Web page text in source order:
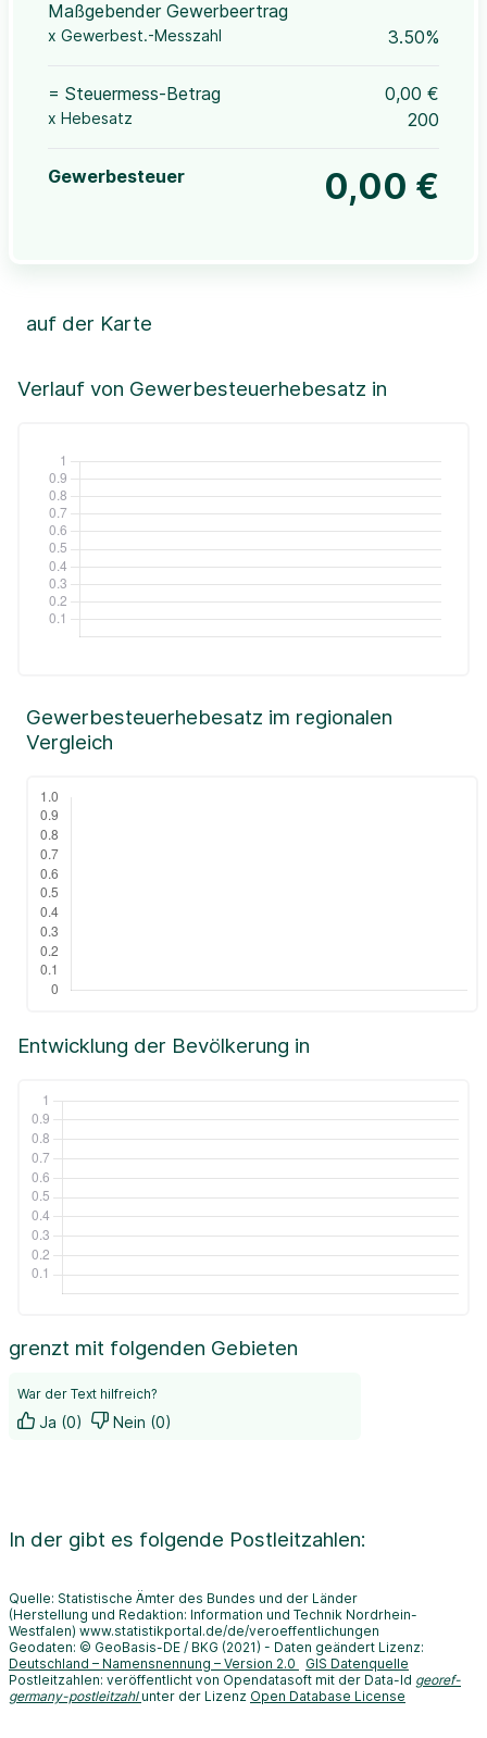
Maßgebender Gewerbeertrag
x Gewerbest.-Messzahl 3.50%
= Steuermess-Betrag 0,00 €
x Hebesatz 200
Gewerbesteuer 0,00 €
Verlauf von Gewerbesteuerhebesatz in
auf der Karte
+
Leaflet|©OpenStreetMap, ©CartoDB,
Entwicklung der Bevölkerung in
Gewerbesteuerhebesatz im regionalen
Vergleich
grenzt mit folgenden Gebieten
War der Text hilfreich?
Ja (0) Nein (0)
In der gibt es folgende Postleitzahlen:
Quelle: Statistische Ämter des Bundes und der Länder
(Herstellung und Redaktion: Information und Technik Nordrhein-
Westfalen) www.statistikportal.de/de/veroeffentlichungen
Geodaten: © GeoBasis-DE / BKG (2021) - Daten geändert Lizenz:
Deutschland – Namensnennung – Version 2.0
GIS Datenquelle
Postleitzahlen: veröffentlicht von Opendatasoft mit der Data-Id georef-
germany-postleitzahl unter der Lizenz Open Database License